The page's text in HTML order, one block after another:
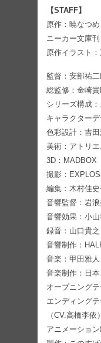
【STAFF】
原作：暁なつ
ニーカー文庫刊
原作イラスト
監督：安部祐二
総監修：金崎貴
シリーズ構成
キャラクター
色彩設計：吉
美術：アトリ
3D：MADBOX
撮影：
編集：木村佳
音響監督：岩浪
音響効果：小山
録音：山口貴之
音響制作：
音楽：甲田雅人
音楽制作：日
オープニング
エンディング
（CV.高橋李依
アニメーショ